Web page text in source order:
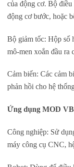
của động cơ. Bộ
động cơ bước, hoặc
Bộ giảm tốc: Hộp số
mô-men xoắn đầu ra
Cảm biến: Các cảm
phản hồi cho hệ
Ứng dụng MOD
Công nghiệp: Sử
máy công cụ CNC,